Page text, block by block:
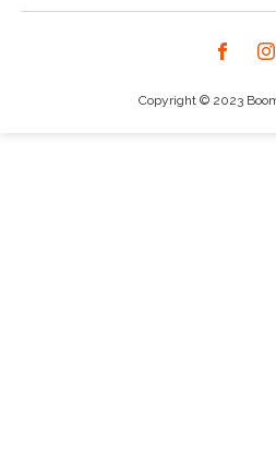
Copyright © 2023